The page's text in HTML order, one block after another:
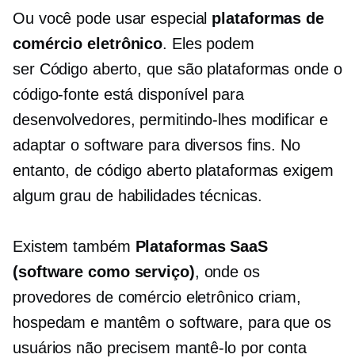
Ou você pode usar especial plataformas de
comércio eletrônico. Eles podem
ser Código aberto, que são plataformas onde o
código-fonte está disponível para
desenvolvedores, permitindo-lhes modificar e
adaptar o software para diversos fins. No
entanto,de código abertoplataformas exigem
algum grau de habilidades técnicas.
Existem também Plataformas SaaS
(software como serviço), onde os
provedores de comércio eletrônico criam,
hospedam e mantêm o software, para que os
usuários não precisem mantê-lo por conta